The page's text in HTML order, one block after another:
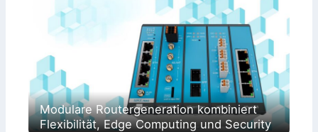
Modulare Routergeneration kombiniert
Flexibilität, Edge Computing und Security